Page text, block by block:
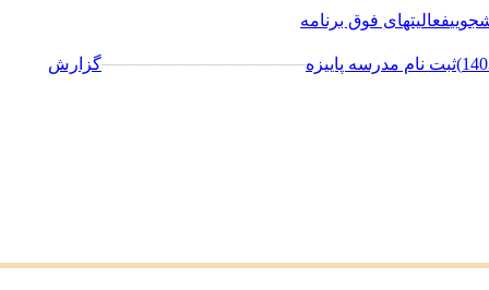
فعالیتهای فوق برنامه
ثبت نام مدرسه پاییزه─────────────────گزارش